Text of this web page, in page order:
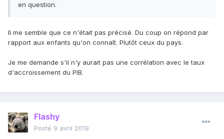
en question.
Il me semble que ce n'était pas précisé. Du coup on répond par
rapport aux enfants qu'on connaît. Plutôt ceux du pays.
Je me demande s'il n'y aurait pas une corrélation avec le taux
d'accroissement du PIB.
Flashy
Posté 9 avril 2019